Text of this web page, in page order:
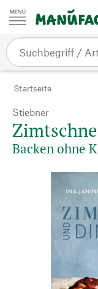
Zum Inhalt springen
Startseite
Stiebner
Backen ohne